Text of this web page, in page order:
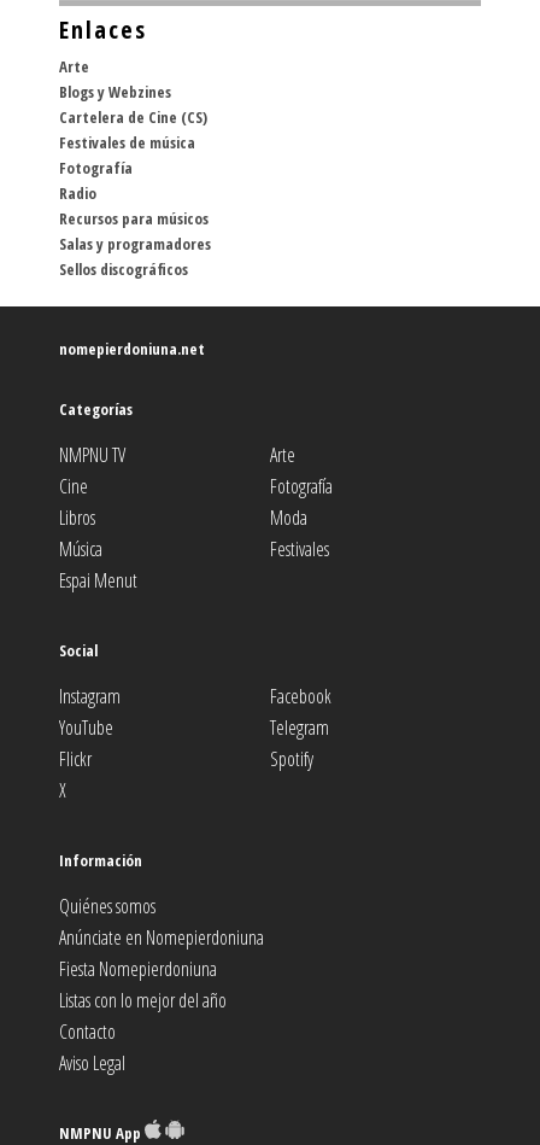
Enlaces
Arte
Blogs y Webzines
Cartelera de Cine (CS)
Festivales de música
Fotografía
Radio
Recursos para músicos
Salas y programadores
Sellos discográficos
nomepierdoniuna.net
Categorías
NMPNU TV
Arte
Cine
Fotografía
Libros
Moda
Música
Festivales
Espai Menut
Social
Instagram
Facebook
YouTube
Telegram
Flickr
Spotify
X
Información
Quiénes somos
Anúnciate en Nomepierdoniuna
Fiesta Nomepierdoniuna
Listas con lo mejor del año
Contacto
Aviso Legal
NMPNU App